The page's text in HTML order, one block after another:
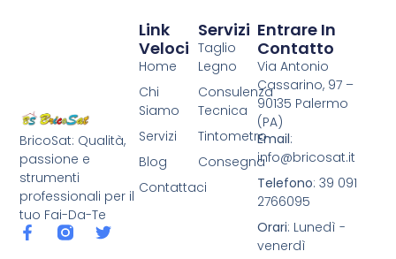
BricoSat: Qualità,
passione e
strumenti
professionali per il
tuo Fai-Da-Te
Servizi
Taglio
Legno
Consulenza
Tecnica
Tintometro
Consegna
Link
Veloci
Home
Chi
Siamo
Servizi
Blog
Contattaci
Entrare In
Contatto
Via Antonio
Cassarino, 97 –
90135 Palermo
(PA)
Email:
info@bricosat.it
Telefono: 39 091
2766095
Orari: Lunedì -
venerdì